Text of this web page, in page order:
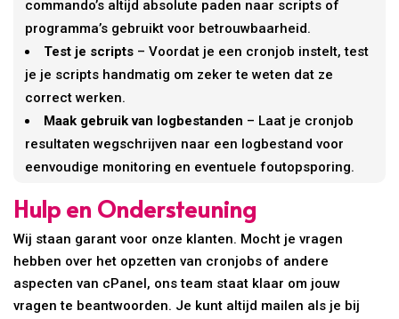
commando’s altijd absolute paden naar scripts of
programma’s gebruikt voor betrouwbaarheid.
Test je scripts – Voordat je een cronjob instelt, test
je je scripts handmatig om zeker te weten dat ze
correct werken.
Maak gebruik van logbestanden – Laat je cronjob
resultaten wegschrijven naar een logbestand voor
eenvoudige monitoring en eventuele foutopsporing.
Hulp en Ondersteuning
Wij staan garant voor onze klanten. Mocht je vragen
hebben over het opzetten van cronjobs of andere
aspecten van cPanel, ons team staat klaar om jouw
vragen te beantwoorden. Je kunt altijd mailen als je bij